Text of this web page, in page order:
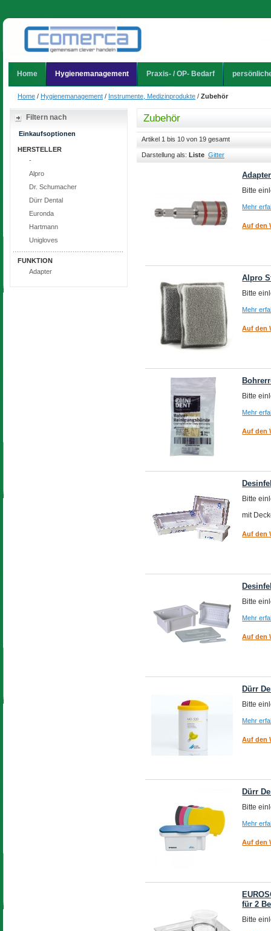
Home Hygienemanagement Praxis- / OP- Bedarf
Home / Hygienemanagement / Instrumente, Medizinprodukte /Zubehör
Zubehör
Artikel 1 bis 10 von 19 gesamt
Darstellung als: Liste Gitter
Bitte
Mehr
Auf den
Alpro
Bitte
Mehr
Auf den
Bitte
Mehr
Auf den
Bitte
mit
Auf den
Bitte
Mehr
Auf den
Dürr
Bitte
Mehr
Auf den
Dürr
Bitte
Mehr
Auf den
für 2
Bitte
Filtern nach
Einkaufsoptionen
HERSTELLER
-
Alpro
Dr. Schumacher
Dürr Dental
Euronda
Hartmann
Unigloves
FUNKTION
Adapter